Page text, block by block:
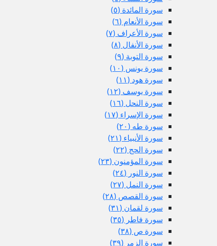
سورة المائدة (٥)
سورة الأنعام (٦)
سورة الأعراف (٧)
سورة الأنفال (٨)
سورة التوبة (٩)
سورة يونس (١٠)
سورة هود (١١)
سورة يوسف (١٢)
سورة النحل (١٦)
سورة الإسراء (١٧)
سورة طه (٢٠)
سورة الأنبياء (٢١)
سورة الحج (٢٢)
سورة المؤمنون (٢٣)
سورة النور (٢٤)
سورة النمل (٢٧)
سورة القصص (٢٨)
سورة لقمان (٣١)
سورة فاطر (٣٥)
سورة ص (٣٨)
سورة الزمر (٣٩)